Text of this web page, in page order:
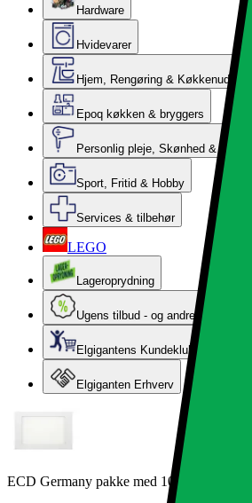
Hardware
Hvidevarer
Hjem, Rengøring & Køkkenudstyr
Epoq køkken & bryggers
Personlig pleje, Skønhed &
Sport, Fritid & Hobby
Services & tilbehør
LEGO
Lageroprydning
Ugens tilbud - og andre gode priser
Elgigantens Kundeklub
Elgiganten Erhverv
ECD Germany pakke med 10 LED-